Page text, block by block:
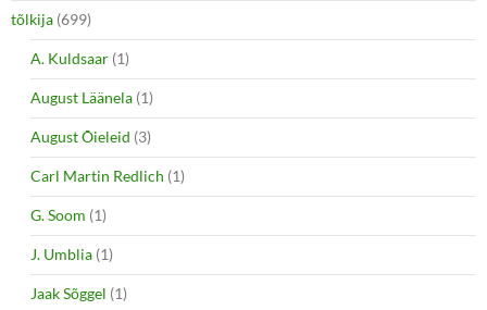
tõlkija (699)
A. Kuldsaar (1)
August Läänela (1)
August Õieleid (3)
Carl Martin Redlich (1)
G. Soom (1)
J. Umblia (1)
Jaak Sõggel (1)